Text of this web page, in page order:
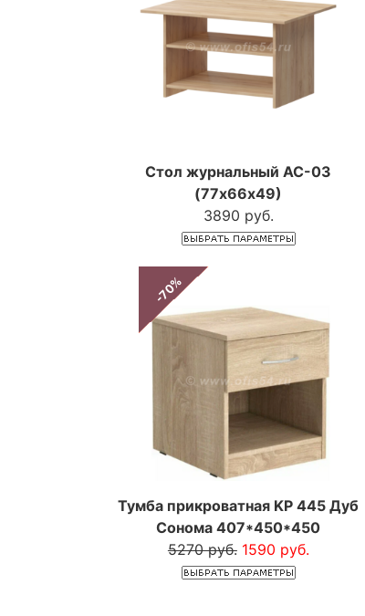
Стол журнальный АС-03
(77х66х49)
3890 руб.
-70%
Тумба прикроватная KP 445 Дуб
Сонома 407*450*450
5270 руб. 1590 руб.